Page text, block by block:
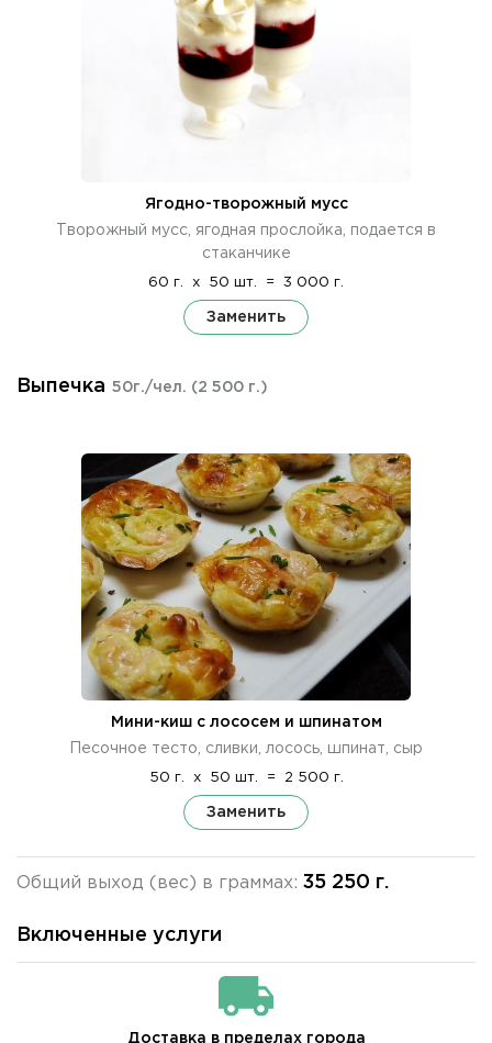
Ягодно-творожный мусс
Творожный мусс, ягодная прослойка, подается в
стаканчике
60 г. x 50 шт. = 3 000 г.
Заменить
Выпечка 50г./чел. (2 500 г.)
Мини-киш с лососем и шпинатом
Песочное тесто, сливки, лосось, шпинат, сыр
50 г. x 50 шт. = 2 500 г.
Заменить
Общий выход (вес) в граммах: 35 250 г.
Включенные услуги
Доставка в пределах города